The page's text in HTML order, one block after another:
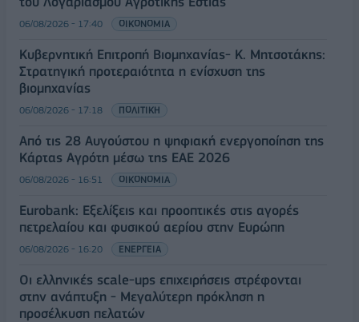
06/08/2026 - 17:40 ΟΙΚΟΝΟΜΙΑ
Κυβερνητική Επιτροπή Βιομηχανίας- Κ. Μητσοτάκης:
Στρατηγική προτεραιότητα η ενίσχυση της
βιομηχανίας
06/08/2026 - 17:18 ΠΟΛΙΤΙΚΗ
Από τις 28 Αυγούστου η ψηφιακή ενεργοποίηση της
Κάρτας Αγρότη μέσω της ΕΑΕ 2026
06/08/2026 - 16:51 ΟΙΚΟΝΟΜΙΑ
Eurobank: Εξελίξεις και προοπτικές στις αγορές
πετρελαίου και φυσικού αερίου στην Ευρώπη
06/08/2026 - 16:20 ΕΝΕΡΓΕΙΑ
Οι ελληνικές scale-ups επιχειρήσεις στρέφονται
στην ανάπτυξη - Μεγαλύτερη πρόκληση η
προσέλκυση πελατών